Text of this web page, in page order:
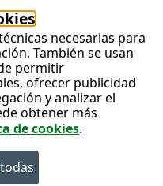
necesarias para
También se usan
permitir
ofrecer publicidad
y analizar el
obtener más
de cookies.